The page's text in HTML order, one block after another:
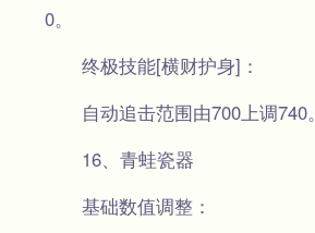
0。
终极技能[横财护身]：
自动追击范围由700上调740。
16、青蛙瓷器
基础数值调整：